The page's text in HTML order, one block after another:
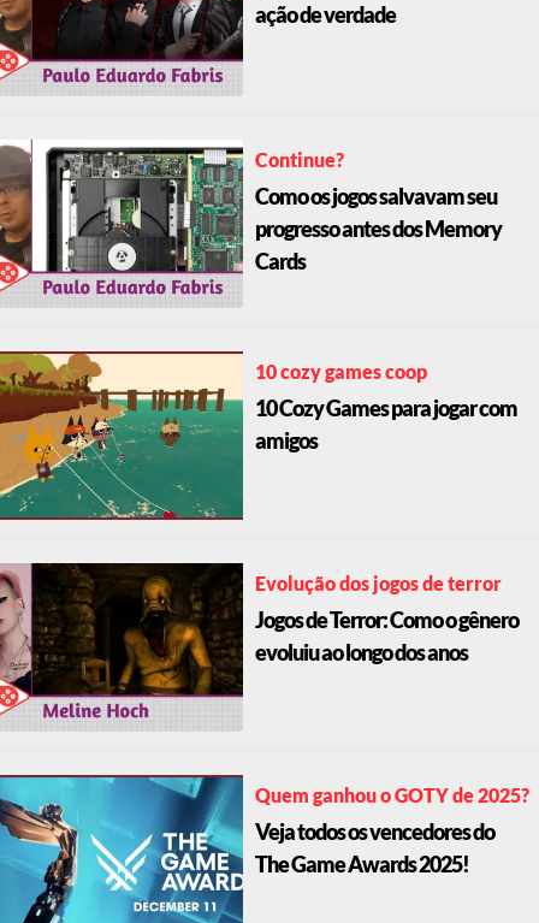
ação de verdade
Continue?
Como os jogos salvavam seu
progresso antes dos Memory
Cards
10 cozy games coop
10 Cozy Games para jogar com
amigos
Evolução dos jogos de terror
Jogos de Terror: Como o gênero
evoluiu ao longo dos anos
Quem ganhou o GOTY de 2025?
Veja todos os vencedores do
The Game Awards 2025!